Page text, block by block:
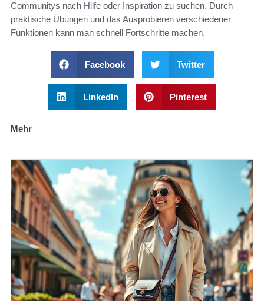
Communitys nach Hilfe oder Inspiration zu suchen. Durch
praktische Übungen und das Ausprobieren verschiedener
Funktionen kann man schnell Fortschritte machen.
Facebook Twitter
LinkedIn Pinterest
Mehr